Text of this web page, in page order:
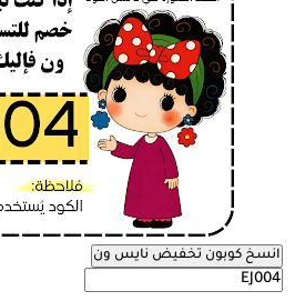
انسخ كوبون تخفيض نايس ون